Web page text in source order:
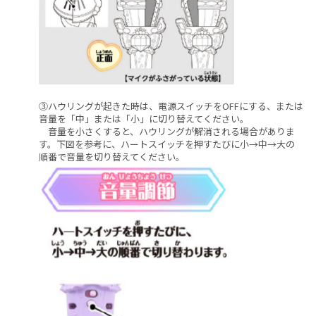
③ハウリングが起きた時は、電源スイッチをOFFにする、または
音量を「中」または「小」に切り替えてください。
音量を小さくすると、ハウリングが解消される場合がありま
す。下図を参考に、ハートスイッチを押すたびに小→中→大の
順番で音量を切り替えてください。